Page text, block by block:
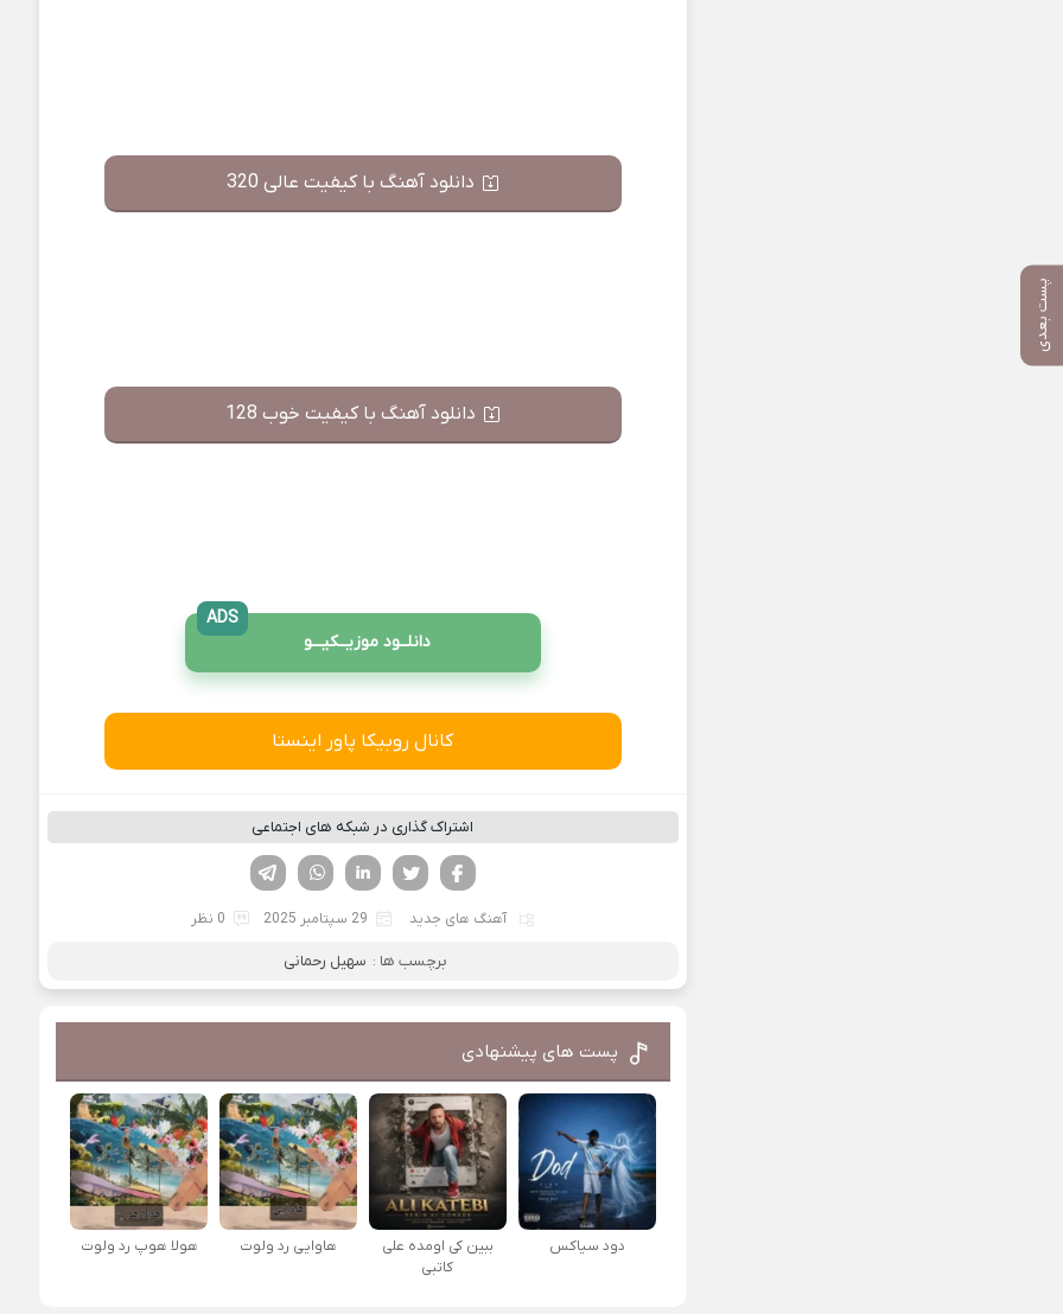
پست بعدی
دانلود آهنگ با کیفیت عالی 320
دانلود آهنگ با کیفیت خوب 128
دانلــود موزیــکیـــو
ADS
کانال روبیکا پاور اینستا
اشتراک گذاری در شبکه های اجتماعی
لینکدین تویتر
فیسوک
آهنگ های جدید 29 سپتامبر 2025 0 نظر
برچسب ها : سهیل رحمانی
پست های پیشنهادی
دود سیاکس
ببین کی اومده علی
کاتبی
هاوایی رد ولوت هولا هوپ رد ولوت